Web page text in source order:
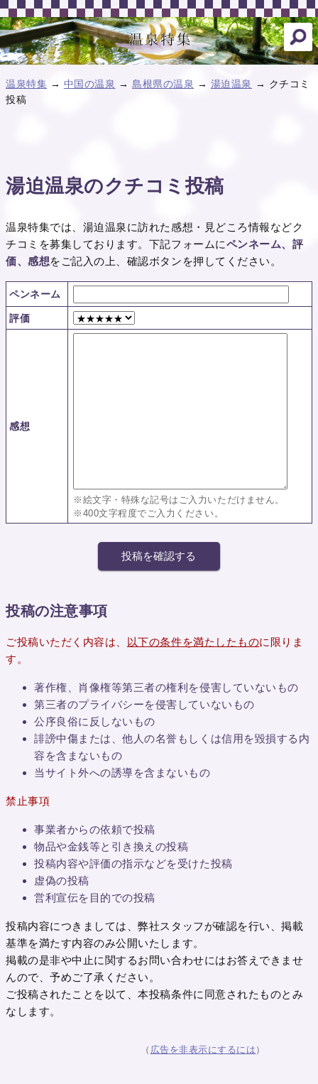
温泉特集 → 中国の温泉 →島根県の温泉 → 湯迫温泉
→ クチコミ
投稿
湯迫温泉のクチコミ投稿
温泉特集では、湯迫温泉に訪れた感想・見どころ情報などク
チコミを募集しております。下記フォームにペンネーム、評
価、感想をご記入の上、確認ボタンを押してください。
ペンネーム
評価
感想
※絵文字・特殊な記号はご入力いただけません。
※400文字程度でご入力ください。
投稿の注意事項
ご投稿いただく内容は、 以下の条件を満たしたものに限りま
す。
著作権、肖像権等第三者の権利を侵害していないもの
第三者のプライバシーを侵害していないもの
公序良俗に反しないもの
誹謗中傷または、他人の名誉もしくは信用を毀損する内
容を含まないもの
当サイト外への誘導を含まないもの
禁止事項
事業者からの依頼で投稿
物品や金銭等と引き換えの投稿
投稿内容や評価の指示などを受けた投稿
虚偽の投稿
営利宣伝を目的での投稿
投稿内容につきましては、弊社スタッフが確認を行い、掲載
基準を満たす内容のみ公開いたします。
掲載の是非や中止に関するお問い合わせにはお答えできませ
んので、予めご了承ください。
ご投稿されたことを以て、本投稿条件に同意されたものとみ
なします。
（ 広告を非表示にするには ）